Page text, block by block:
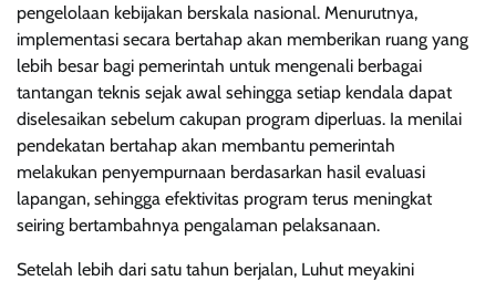
pengelolaan kebijakan berskala nasional. Menurutnya,
implementasi secara bertahap akan memberikan ruang yang
lebih besar bagi pemerintah untuk mengenali berbagai
tantangan teknis sejak awal sehingga setiap kendala dapat
diselesaikan sebelum cakupan program diperluas. Ia menilai
pendekatan bertahap akan membantu pemerintah
melakukan penyempurnaan berdasarkan hasil evaluasi
lapangan, sehingga efektivitas program terus meningkat
seiring bertambahnya pengalaman pelaksanaan.
Setelah lebih dari satu tahun berjalan, Luhut meyakini